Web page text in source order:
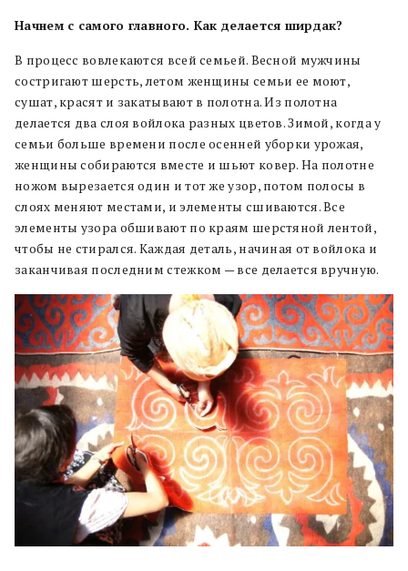
Начнем с самого главного. Как делается ширдак?
В процесс вовлекаются всей семьей. Весной мужчины
состригают шерсть, летом женщины семьи ее моют,
сушат, красят и закатывают в полотна. Из полотна
делается два слоя войлока разных цветов. Зимой, когда у
семьи больше времени после осенней уборки урожая,
женщины собираются вместе и шьют ковер. На полотне
ножом вырезается один и тот же узор, потом полосы в
слоях меняют местами, и элементы сшиваются. Все
элементы узора обшивают по краям шерстяной лентой,
чтобы не стирался. Каждая деталь, начиная от войлока и
заканчивая последним стежком — все делается вручную.